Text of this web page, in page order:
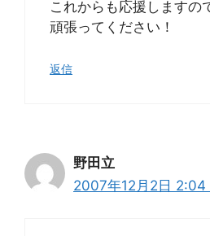
これからも応援しますの
頑張ってください！
返信
野田立
2007年12月2日 2:04